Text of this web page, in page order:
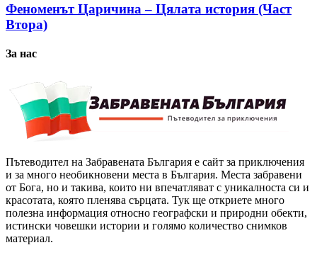
Феноменът Царичина – Цялата история (Част
Втора)
За нас
Пътеводител на Забравената България е сайт за приключения
и за много необикновени места в България. Места забравени
от Бога, но и такива, които ни впечатляват с уникалноста си и
красотата, която пленява сърцата. Тук ще откриете много
полезна информация относно географски и природни обекти,
истински човешки истории и голямо количество снимков
материал.